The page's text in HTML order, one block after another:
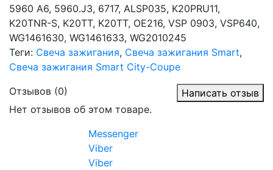
5960 A6, 5960.J3, 6717, ALSP035, K20PRU11,
K20TNR-S, K20TT, K20TT, OE216, VSP 0903, VSP640,
WG1461630, WG1461633, WG2010245
Теги: Свеча зажигания, Свеча зажигания Smart,
Свеча зажигания Smart City-Coupe
Отзывов (0)
Написать отзыв
Нет отзывов об этом товаре.
Messenger
Viber
Viber